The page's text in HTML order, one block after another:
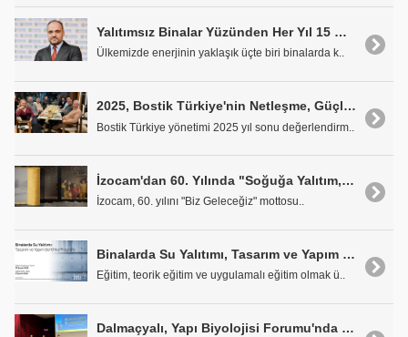
Yalıtımsız Binalar Yüzünden Her Yıl 15 Milyar Dolar Boşa Gidiyor
Ülkemizde enerjinin yaklaşık üçte biri binalarda k..
2025, Bostik Türkiye'nin Netleşme, Güçlenme ve Birlik Yılı Oldu
Bostik Türkiye yönetimi 2025 yıl sonu değerlendirm..
İzocam'dan 60. Yılında "Soğuğa Yalıtım, Mutluluğa Yatırım" Mesajı
İzocam, 60. yılını "Biz Geleceğiz" mottosu..
Binalarda Su Yalıtımı, Tasarım ve Yapım Sertifika Programı
Eğitim, teorik eğitim ve uygulamalı eğitim olmak ü..
Dalmaçyalı, Yapı Biyolojisi Forumu'nda Sürdürülebilir Çözümlerini Tanıttı